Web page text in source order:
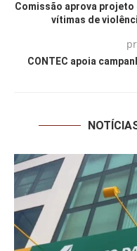
Comissão aprova projeto
vítimas de
CONTEC apoia